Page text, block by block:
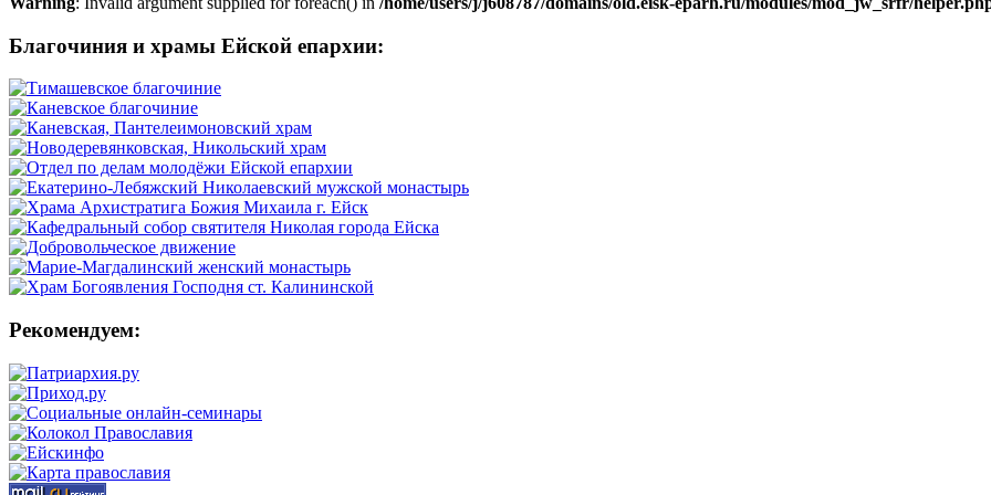
Благочиния и храмы Ейской епархии:
Рекомендуем: